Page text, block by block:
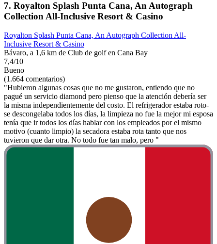
7. Royalton Splash Punta Cana, An Autograph
Collection All-Inclusive Resort & Casino
Royalton Splash Punta Cana, An Autograph Collection All-
Inclusive Resort & Casino
Bávaro, a 1,6 km de Club de golf en Cana Bay
7,4/10
Bueno
(1.664 comentarios)
"Hubieron algunas cosas que no me gustaron, entiendo que no
pagué un servicio diamond pero pienso que la atención debería ser
la misma independientemente del costo. El refrigerador estaba roto-
se descongelaba todos los días, la limpieza no fue la mejor mi esposa
tenía que ir todos los días hablar con los empleados por el mismo
motivo (cuanto limpio) la secadora estaba rota tanto que nos
tuvieron que dar otra. No todo fue tan malo, pero "